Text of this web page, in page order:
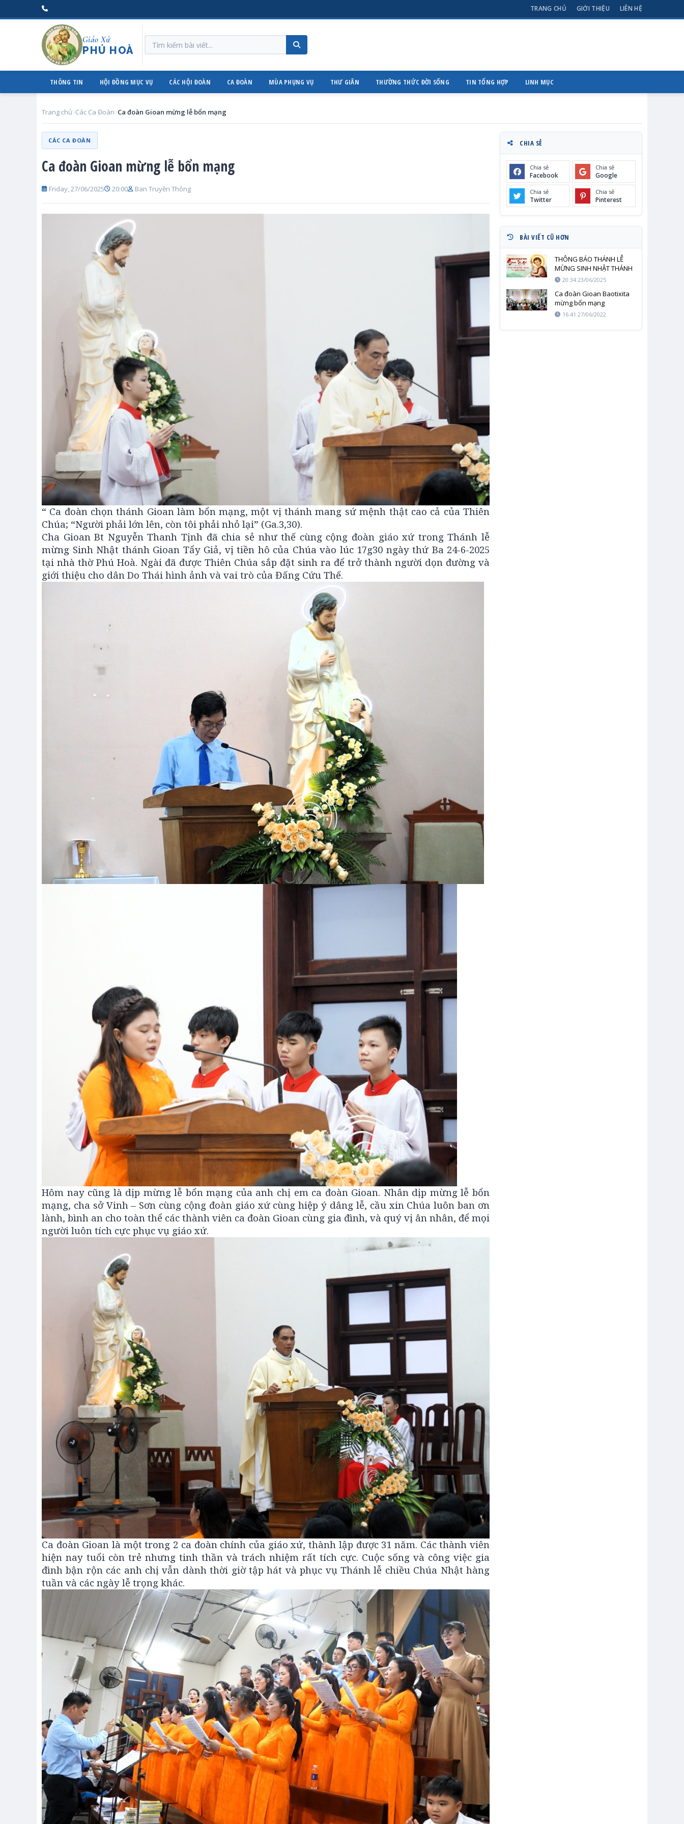
TRANG CHỦ GIỚI THIỆU LIÊN HỆ
Giáo Xứ
PHÚ HOÀ
THÔNG TIN HỘI ĐỒNG MỤC VỤ CÁC HỘI ĐOÀN CA ĐOÀN MÙA PHỤNG VỤ THƯ GIÃN THƯỜNG THỨC ĐỜI SỐNG TIN TỔNG HỢP LINH MỤC
Trang chủ Các Ca Đoàn Ca đoàn Gioan mừng lễ bổn mạng
CÁC CA ĐOÀN
Ca đoàn Gioan mừng lễ bổn mạng
Friday, 27/06/2025 20:00 Ban Truyền Thông
“ Ca đoàn chọn thánh Gioan làm bổn mạng, một vị thánh mang sứ mệnh thật cao cả của Thiên
Chúa; “Người phải lớn lên, còn tôi phải nhỏ lại” (Ga.3,30).
Cha Gioan Bt Nguyễn Thanh Tịnh đã chia sẻ như thế cùng cộng đoàn giáo xứ trong Thánh lễ
mừng Sinh Nhật thánh Gioan Tẩy Giả, vị tiền hô của Chúa vào lúc 17g30 ngày thứ Ba 24-6-2025
tại nhà thờ Phú Hoà. Ngài đã được Thiên Chúa sắp đặt sinh ra để trở thành người dọn đường và
giới thiệu cho dân Do Thái hình ảnh và vai trò của Đấng Cứu Thế.
Hôm nay cũng là dịp mừng lễ bổn mạng của anh chị em ca đoàn Gioan. Nhân dịp mừng lễ bổn
mạng, cha sở Vinh – Sơn cùng cộng đoàn giáo xứ cùng hiệp ý dâng lễ, cầu xin Chúa luôn ban ơn
lành, bình an cho toàn thể các thành viên ca đoàn Gioan cùng gia đình, và quý vị ân nhân, để mọi
người luôn tích cực phục vụ giáo xứ.
Ca đoàn Gioan là một trong 2 ca đoàn chính của giáo xứ, thành lập được 31 năm. Các thành viên
hiện nay tuổi còn trẻ nhưng tinh thần và trách nhiệm rất tích cực. Cuộc sống và công việc gia
đình bận rộn các anh chị vẫn dành thời giờ tập hát và phục vụ Thánh lễ chiều Chúa Nhật hàng
tuần và các ngày lễ trọng khác.
CHIA SẺ
Chia sẻ
Facebook
Chia sẻ
Google
Chia sẻ
Twitter
Chia sẻ
Pinterest
BÀI VIẾT CŨ HƠN
THÔNG BÁO THÁNH LỄ
MỪNG SINH NHẬT THÁNH
GIOAN TẨY GIẢ
20:34 23/06/2025
Ca đoàn Gioan Baotixita
mừng bổn mạng
16:41 27/06/2022